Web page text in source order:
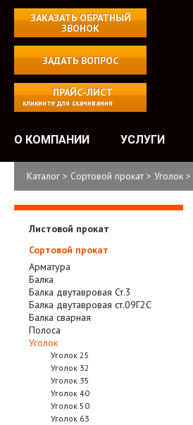
ЗАКАЗАТЬ ОБРАТНЫЙ
ЗВОНОК
ЗАДАТЬ ВОПРОС
ПРАЙС-ЛИСТ
кликните для скачивания
О КОМПАНИИ УСЛУГИ
Каталог > Сортовой прокат > Уголок >
Листовой прокат
Сортовой прокат
Арматура
Балка
Балка двутавровая Ст.3
Балка двутавровая ст.09Г2С
Балка сварная
Полоса
Уголок
Уголок 25
Уголок 32
Уголок 35
Уголок 40
Уголок 50
Уголок 63